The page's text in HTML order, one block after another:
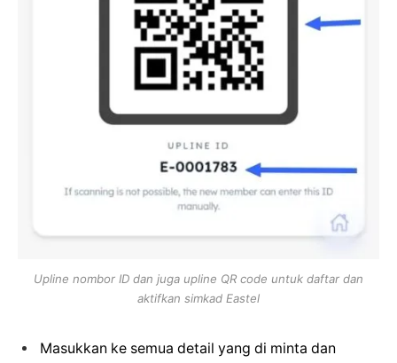
Upline nombor ID dan juga upline QR code untuk daftar dan
aktifkan simkad Eastel
Masukkan ke semua detail yang di minta dan